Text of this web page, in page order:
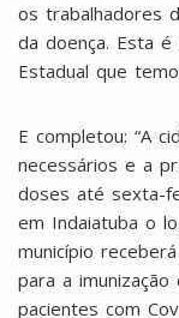
os trabalhadores
da doença. Esta
Estadual que
E completou: “A
necessários e a
doses até sexta-
em Indaiatuba o
município
para a
pacientes com